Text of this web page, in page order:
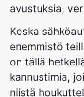
avustuksia,
Koska
enemmistö
on tällä
kannustimia,
niistä